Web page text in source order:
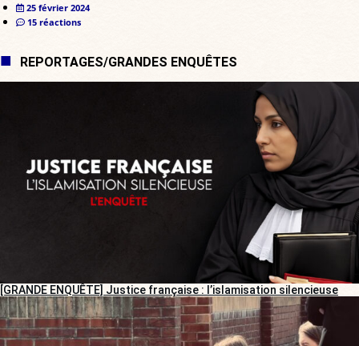
25 février 2024
15 réactions
REPORTAGES/GRANDES ENQUÊTES
[GRANDE ENQUÊTE] Justice française : l’islamisation silencieuse